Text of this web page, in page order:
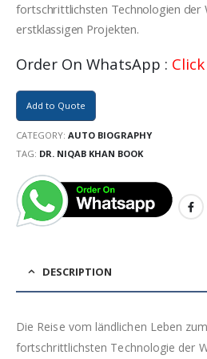
fortschrittlichsten Technologien der
erstklassigen Projekten.
Order On WhatsApp :
Add to Quote
CATEGORY: AUTO BIOGRAPHY
TAG: DR. NIQAB KHAN BOOK
DESCRIPTION
Die Reise vom ländlichen Leben
fortschrittlichsten Technologie der